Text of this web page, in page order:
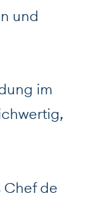
und
im
Chef de